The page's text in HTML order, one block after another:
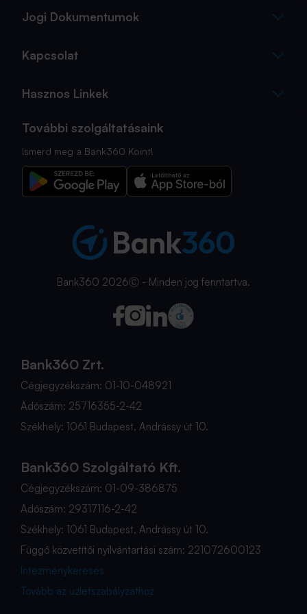
Jogi Dokumentumok
Kapcsolat
Hasznos Linkek
További szolgáltatásaink
Ismerd meg a Bank360 Koint!
Bank360 2026Ⓒ - Minden jog fenntartva.
Bank360 Zrt.
Cégjegyzékszám: 01-10-048921
Adószám: 25716355-2-42
Székhely: 1061 Budapest, Andrássy út 10.
Bank360 Szolgáltató Kft.
Cégjegyzékszám: 01-09-386875
Adószám: 29317116-2-42
Székhely: 1061 Budapest, Andrássy út 10.
Függő közvetítői nyilvántartási szám: 221072600123
Intézménykeresés
Tovább az üzletszabályzathoz